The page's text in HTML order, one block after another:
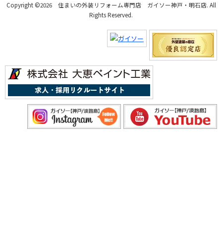
Copyright ©2026 住まいの外装リフォーム専門店 ガイソー神戸・明石店. All
Rights Reserved.